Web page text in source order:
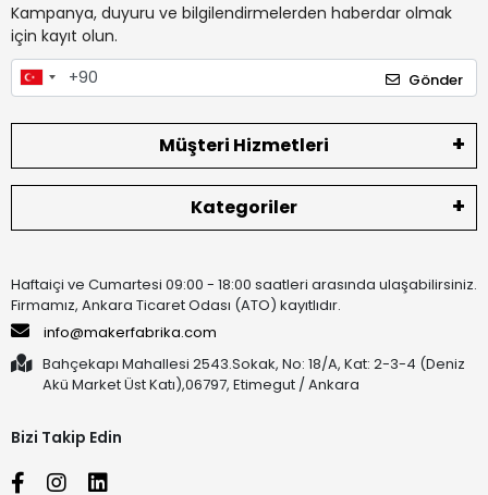
Kampanya, duyuru ve bilgilendirmelerden haberdar olmak
için kayıt olun.
Gönder
Müşteri Hizmetleri
Kategoriler
Haftaiçi ve Cumartesi 09:00 - 18:00 saatleri arasında ulaşabilirsiniz.
Firmamız, Ankara Ticaret Odası (ATO) kayıtlıdır.
info@makerfabrika.com
Bahçekapı Mahallesi 2543.Sokak, No: 18/A, Kat: 2-3-4 (Deniz
Akü Market Üst Katı),06797, Etimegut / Ankara
Bizi Takip Edin